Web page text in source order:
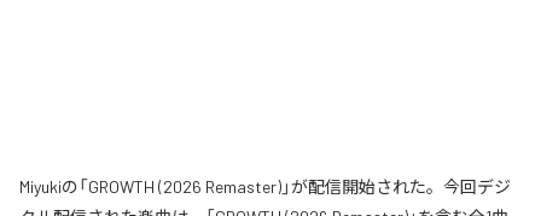
Miyukiの「GROWTH (2026 Remaster)」が配信開始された。今回デジ